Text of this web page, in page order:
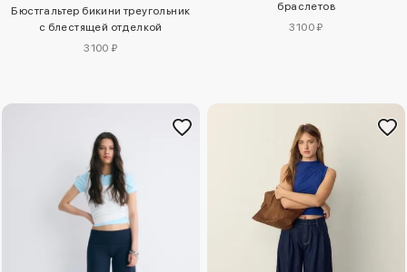
Бюстгальтер бикини треугольник
с блестящей отделкой
3100 ₽
браслетов
3100 ₽